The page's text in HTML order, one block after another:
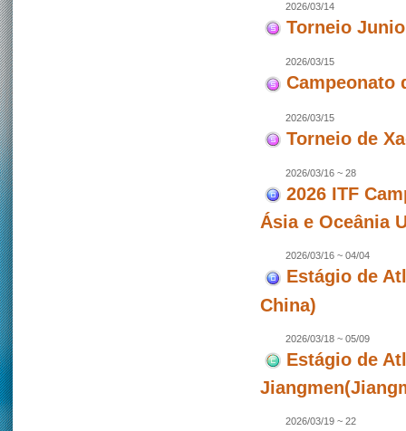
2026/03/14
Torneio
2026/03/15
Campeonato
2026/03/15
Torneio de
2026/03/16 ~ 28
2026 ITF
Ásia e Oceânia
2026/03/16 ~ 04/04
Estágio de
China)
2026/03/18 ~ 05/09
Estágio de
2026/03/19 ~ 22